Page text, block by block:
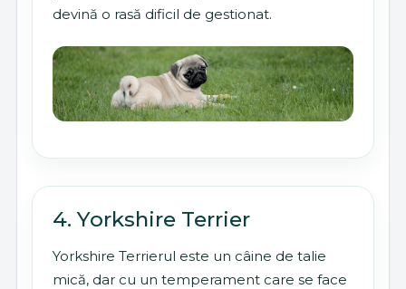
devină o rasă dificil de gestionat.
4. Yorkshire Terrier
Yorkshire Terrierul este un câine de talie
mică, dar cu un temperament care se face